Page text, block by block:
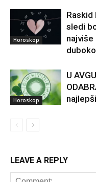
Horoskop
Raskid
sledi
najviše
Horoskop
U
LEAVE A REPLY